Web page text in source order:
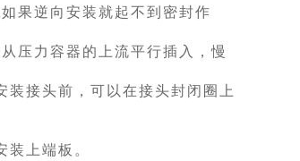
果逆向安装就起不到密封作
压力容器的上流平行插入，慢
接头前，可以在接头封闭圈上
上端板。